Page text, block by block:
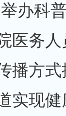
办科
医务
播方
实现